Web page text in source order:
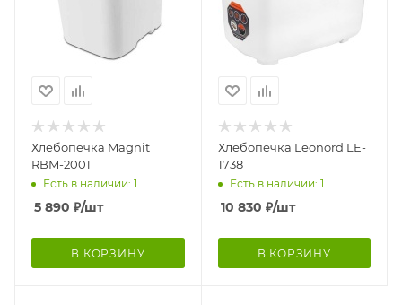
Хлебопечка Magnit
RBM-2001
Есть в наличии: 1
5 890 ₽/шт
В КОРЗИНУ
Хлебопечка Leonord LE-
1738
Есть в наличии: 1
10 830 ₽/шт
В КОРЗИНУ